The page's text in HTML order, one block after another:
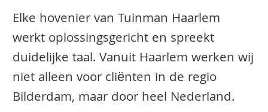
Elke hovenier van Tuinman Haarlem
werkt oplossingsgericht en spreekt
duidelijke taal. Vanuit Haarlem werken wij
niet alleen voor cliënten in de regio
Bilderdam, maar door heel Nederland.